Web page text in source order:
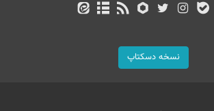
نسخه دسکتاپ